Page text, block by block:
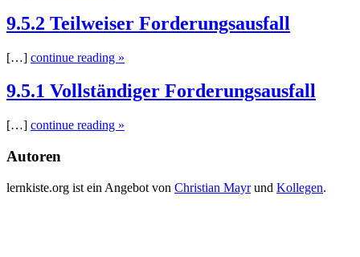
9.5.2 Teilweiser Forderungsausfall
[…] continue reading »
9.5.1 Vollständiger Forderungsausfall
[…] continue reading »
Autoren
lernkiste.org ist ein Angebot von Christian Mayrund Kollegen.